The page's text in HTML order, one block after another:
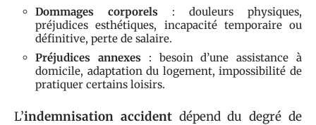
Dommages corporels : douleurs physiques,
préjudices esthétiques, incapacité temporaire ou
définitive, perte de salaire.
Préjudices annexes: besoin d’une assistance à
domicile, adaptation du logement, impossibilité de
pratiquer certains loisirs.
L’indemnisation accidentdépend du degré de